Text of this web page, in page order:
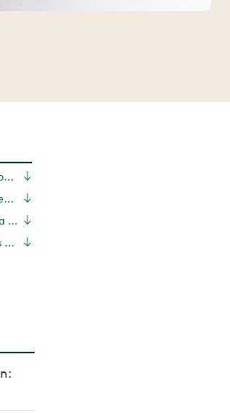
¿Qué es un ejercicio de sentarse para ponerse de pie?
¿Qué músculos trabaja el ejercicio de sentarse para ponerse de pie?
Beneficios del ejercicio de sentarse para ponerse de pie
Sentarse para ponerse de pie: ejercicios y modificaciones